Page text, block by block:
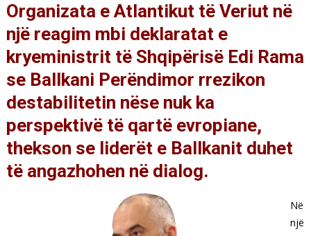
Organizata e Atlantikut të Veriut në
një reagim mbi deklaratat e
kryeministrit të Shqipërisë Edi Rama
se Ballkani Perëndimor rrezikon
destabilitetin nëse nuk ka
perspektivë të qartë evropiane,
thekson se liderët e Ballkanit duhet
të angazhohen në dialog.
Në
një